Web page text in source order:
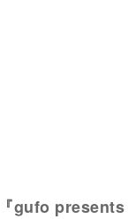
『gufo